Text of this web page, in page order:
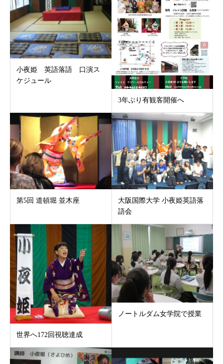
小夜姫 英語落語 口演ス
ケジュール
3年ぶり有観客開催へ
第5回 道頓堀 並木座
大阪国際大学 小夜姫英語落
語会
世界へ172回視聴達成
ノートルダム女学院で授業